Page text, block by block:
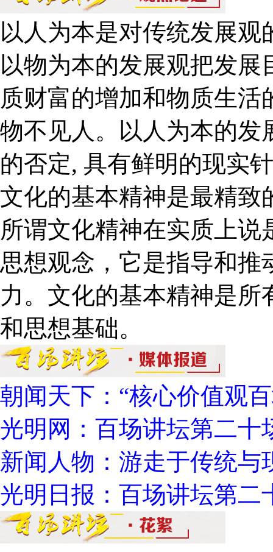
以人为本是对传统发展观
以物为本的发展观把发展
质财富的增加和物质生
物不见人。以人为本的发
的否定, 具有鲜明的现实
文化的基本精神是最精致
所谓文化精神在实质上
思想观念，它是指导和推
力。文化的基本精神是
和思想基础。
朝闻天下：“核心价值观
光明网：百场讲坛第二十
新闻人物：游走于传统与
光明日报：百场讲坛第二